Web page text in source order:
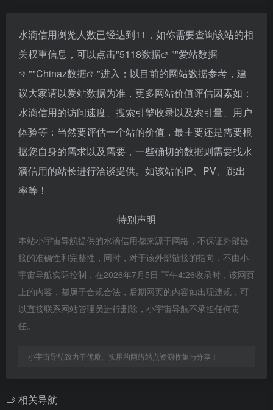
水滴信用浏览人数已经达到11，如你需要查询该站的相
关权重信息，可以点击"5118数据 ""爱站数据
""Chinaz数据
"进入；以目前的网站数据参考，建
议大家请以爱站数据为准，更多网站价值评估因素如：
水滴信用的访问速度、搜索引擎收录以及索引量、用户
体验等；当然要评估一个站的价值，最主要还是需要根
据您自身的需求以及需要，一些确切的数据则需要找水
滴信用的站长进行洽谈提供。如该站的IP、PV、跳出
率等！
特别声明
本站小宇宙导航提供的水滴信用都来源于网络，不保证外部链
接的准确性和完整性，同时，对于该外部链接的指向，不由小
宇宙导航实际控制，在2026年7月5日 下午4:26收录时，该网页
上的内容，都属于合规合法，后期网页的内容如出现违规，可
以直接联系网站管理员进行删除，小宇宙导航不承担任何责
任。
小宇宙导航致力于优质、实用的网络站点资源收集与分享！
相关导航